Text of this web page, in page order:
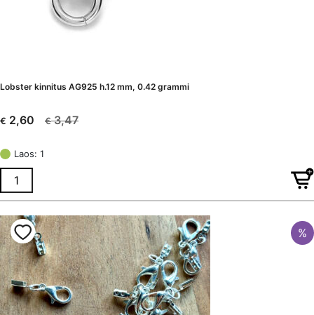
Lobster kinnitus AG925 h.12 mm, 0.42 grammi
€3,47
Algne
oli:
€ 3,47.
€ 2,60
Current
is:
€ 2,60.
Laos: 1
%